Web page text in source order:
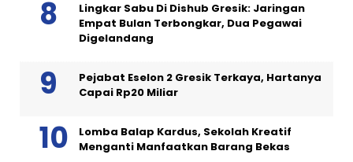
Lingkar Sabu Di Dishub Gresik: Jaringan
Empat Bulan Terbongkar, Dua Pegawai
Digelandang
Pejabat Eselon 2 Gresik Terkaya, Hartanya
Capai Rp20 Miliar
Lomba Balap Kardus, Sekolah Kreatif
Menganti Manfaatkan Barang Bekas